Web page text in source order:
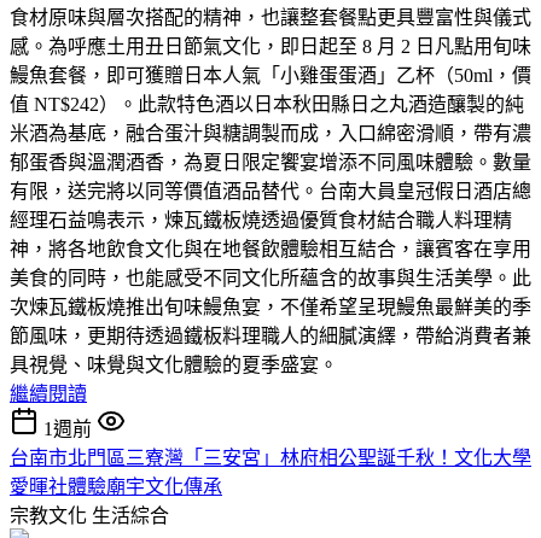
食材原味與層次搭配的精神，也讓整套餐點更具豐富性與儀式
感。為呼應土用丑日節氣文化，即日起至 8 月 2 日凡點用旬味
鰻魚套餐，即可獲贈日本人氣「小雞蛋蛋酒」乙杯（50ml，價
值 NT$242）。此款特色酒以日本秋田縣日之丸酒造釀製的純
米酒為基底，融合蛋汁與糖調製而成，入口綿密滑順，帶有濃
郁蛋香與溫潤酒香，為夏日限定饗宴增添不同風味體驗。數量
有限，送完將以同等價值酒品替代。台南大員皇冠假日酒店總
經理石益鳴表示，煉瓦鐵板燒透過優質食材結合職人料理精
神，將各地飲食文化與在地餐飲體驗相互結合，讓賓客在享用
美食的同時，也能感受不同文化所蘊含的故事與生活美學。此
次煉瓦鐵板燒推出旬味鰻魚宴，不僅希望呈現鰻魚最鮮美的季
節風味，更期待透過鐵板料理職人的細膩演繹，帶給消費者兼
具視覺、味覺與文化體驗的夏季盛宴。
繼續閱讀
1週前
台南市北門區三寮灣「三安宮」林府相公聖誕千秋！文化大學
愛暉社體驗廟宇文化傳承
宗教文化 生活綜合